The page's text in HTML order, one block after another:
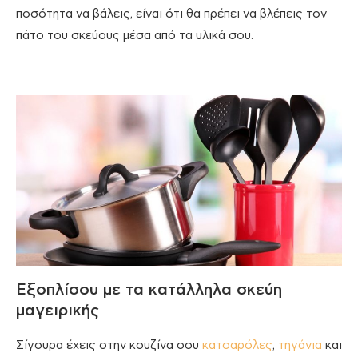
ποσότητα να βάλεις, είναι ότι θα πρέπει να βλέπεις τον
πάτο του σκεύους μέσα από τα υλικά σου.
Εξοπλίσου με τα κατάλληλα σκεύη
μαγειρικής
Σίγουρα έχεις στην κουζίνα σου κατσαρόλες, τηγάνια και